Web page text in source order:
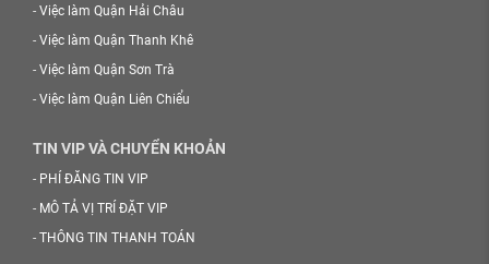
- Việc làm Quận Hải Châu
- Việc làm Quận Thanh Khê
- Việc làm Quận Sơn Trà
- Việc làm Quận Liên Chiểu
TIN VIP VÀ CHUYỂN KHOẢN
- PHÍ ĐĂNG TIN VIP
- MÔ TẢ VỊ TRÍ ĐẶT VIP
- THÔNG TIN THANH TOÁN